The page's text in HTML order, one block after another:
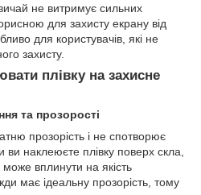
не витримує сильних
для захисту екрану від
для користувачів, які не
захисту.
плівку на захисне
та прозорості
прозорість і не спотворює
наклеюєте плівку поверх скла,
вплинути на якість
має ідеальну прозорість, тому